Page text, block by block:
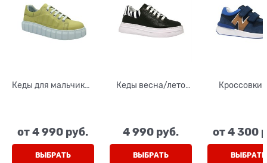
Кеды для мальчика/
от4 990 руб.
ВЫБРАТЬ
Кеды весна/лето
замок
4 990 руб.
ВЫБРАТЬ
Кроссовки
от4 300
ВЫБРАТЬ